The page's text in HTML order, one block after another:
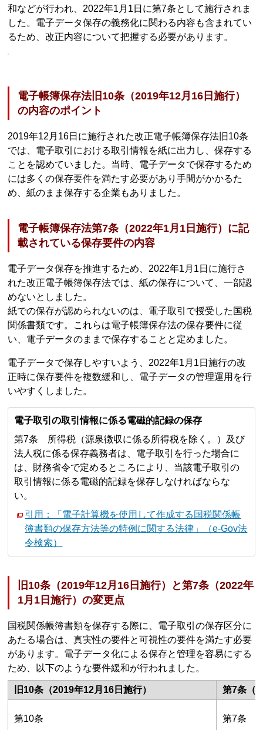
和などが行われ、2022年1月1日に第7条として施行されま
した。電子データ保存の義務化に関わる内容も含まれてい
るため、改正内容について把握する必要があります。
電子帳簿保存法旧10条（2019年12月16日施行）
の内容のポイント
2019年12月16日に施行された改正電子帳簿保存法旧10条
では、電子取引における取引情報を紙に出力し、保存する
ことを認めていました。当時、電子データで保存するため
には多くの保存要件を満たす必要があり手間がかかるた
め、紙のまま保存する企業もありました。
電子帳簿保存法第7条（2022年1月1日施行）に記
載されている保存要件の内容
電子データ保存を推進するため、2022年1月1日に施行さ
れた改正電子帳簿保存法では、紙の保存について、一部認
めないとしました。
紙での保存が認められないのは、電子取引で授受した国税
関係書類です。これらは電子帳簿保存法の保存要件に従
い、電子データのままで保存することと定めました。
電子データで保存しやすいよう、2022年1月1日施行の改
正時に保存要件を複数緩和し、電子データの管理運用を行
いやすくしました。
電子取引の取引情報に係る電磁的記録の保存
第7条 所得税（源泉徴収に係る所得税を除く。）及び
法人税に係る保存義務者は、電子取引を行った場合に
は、財務省令で定めるところにより、当該電子取引の
取引情報に係る電磁的記録を保存しなければならな
い。
引用：「電子計算機を使用して作成する国税関係帳
簿書類の保存方法等の特例に関する法律」（e-Gov法
令検索）
旧10条（2019年12月16日施行）と第7条（2022年
1月1日施行）の変更点
国税関係帳簿書類を保存する際に、電子取引の保存区分に
あたる場合は、真実性の要件と可視性の要件を満たす必要
があります。電子データ化による保存と管理を容易にする
ため、以下のような要件緩和が行われました。
旧10条（2019年12月16日施行） 第7条（
第10条 第7条